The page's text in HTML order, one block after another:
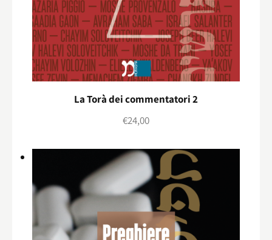
La Torà dei commentatori 2
€24,00